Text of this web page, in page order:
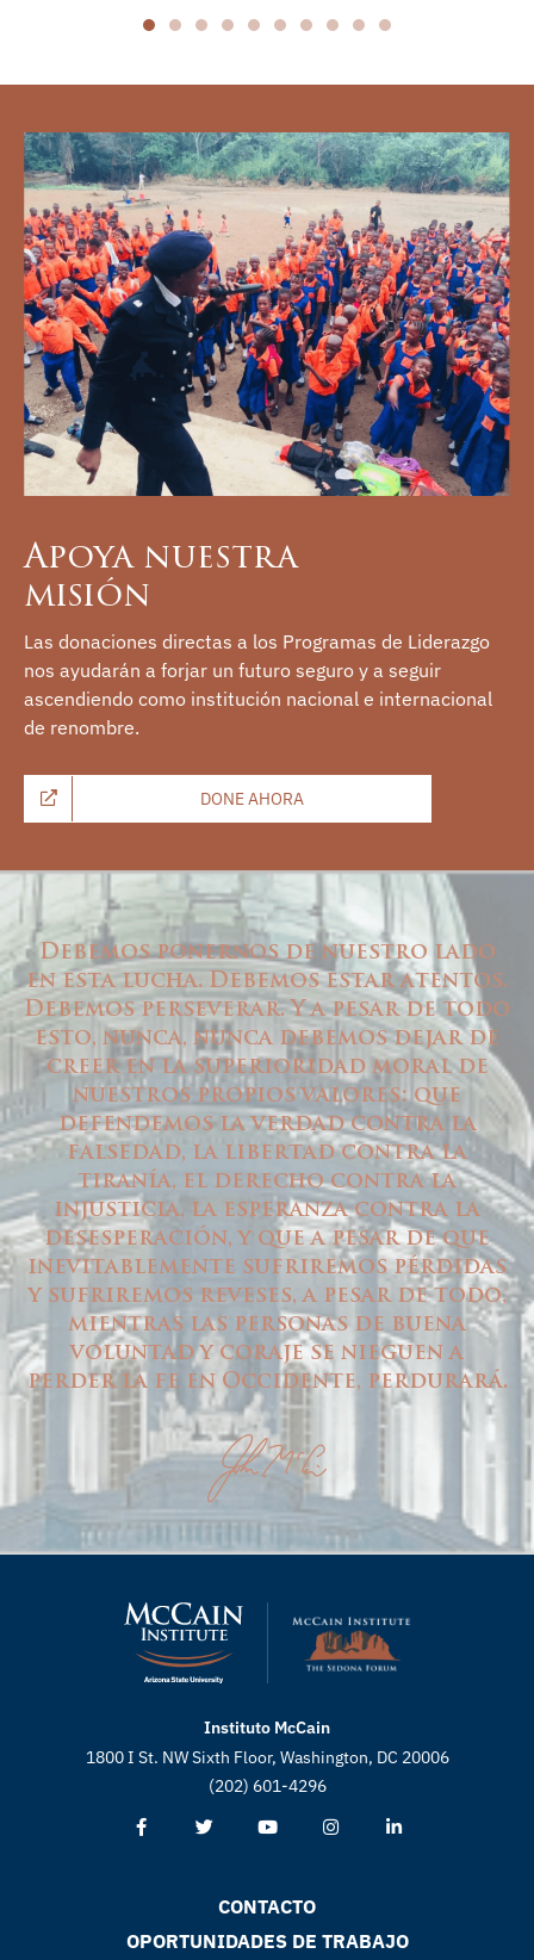
Apoya nuestra
misión
Las donaciones directas a los Programas de Liderazgo
nos ayudarán a forjar un futuro seguro y a seguir
ascendiendo como institución nacional e internacional
de renombre.
DONE AHORA
Debemos ponernos de nuestro lado
en esta lucha. Debemos estar atentos.
Debemos perseverar. Y a pesar de todo
esto, nunca, nunca debemos dejar de
creer en la superioridad moral de
nuestros propios valores: que
defendemos la verdad contra la
falsedad, la libertad contra la
tiranía, el derecho contra la
injusticia, la esperanza contra la
desesperación, y que a pesar de que
inevitablemente sufriremos pérdidas
y sufriremos reveses, a pesar de todo,
mientras las personas de buena
voluntad y coraje se nieguen a
perder la fe en Occidente, perdurará.
Instituto McCain
1800 I St. NW Sixth Floor, Washington, DC 20006
(202) 601-4296
CONTACTO
OPORTUNIDADES DE TRABAJO